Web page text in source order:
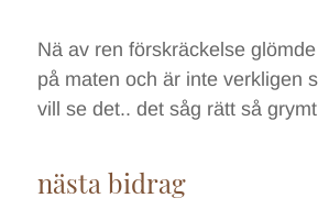
Nä av ren förskräckelse
på maten och är inte verkligen
vill se det.. det såg rätt så
nästa bidrag